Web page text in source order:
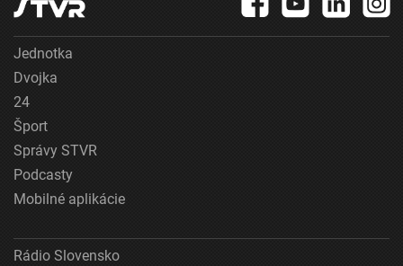
Jednotka
Dvojka
24
Šport
Správy STVR
Podcasty
Mobilné aplikácie
Rádio Slovensko